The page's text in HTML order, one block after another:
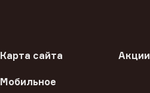
Карта сайта Акции
Мобильное